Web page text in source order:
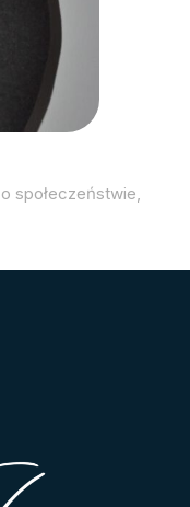
społeczeństwie,